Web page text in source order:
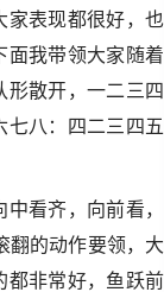
家表现都很好，也
面我带领大家随着
形散开，一二三四
七八：四二三四五
看齐，向前看，
翻的动作要领，大
都非常好，鱼跃前